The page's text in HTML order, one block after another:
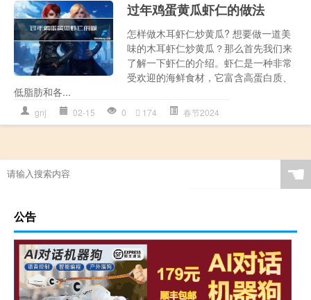
过年鸡蛋黄瓜虾仁的做法
怎样做木耳虾仁炒黄瓜? 想要做一道美
味的木耳虾仁炒黄瓜？那么首先我们来
了解一下虾仁的介绍。虾仁是一种非常
受欢迎的海鲜食材，它富含高蛋白质、
低脂肪和各...
gnj 02-15 0 174 春节2024
☚
公告